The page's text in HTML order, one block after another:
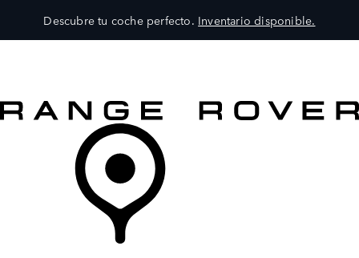
Descubre tu coche perfecto. Inventario disponible.